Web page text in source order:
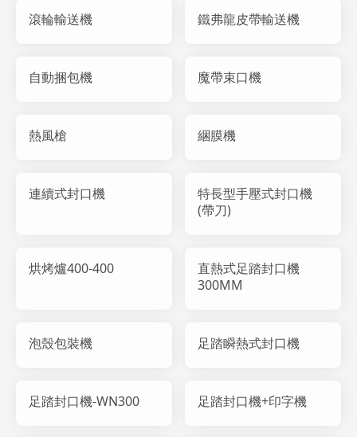
滾輪輸送機 鐵弗龍皮帶輸送機
自動捆包機 魔帶束口機
熱風槍 綑膜機
連續式封口機
特長型手壓式封口機
(帶刀)
烘烤爐400-400
直熱式足踏封口機
300MM
泡殼包裝機 足踏瞬熱式封口機
足踏封口機-WN300 足踏封口機+印字機